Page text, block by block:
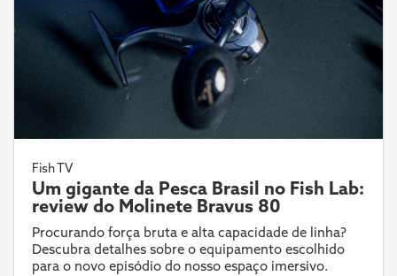
Fish TV
Um gigante da Pesca Brasil no Fish Lab:
review do Molinete Bravus 80
Procurando força bruta e alta capacidade de linha?
Descubra detalhes sobre o equipamento escolhido
para o novo episódio do nosso espaço imersivo.